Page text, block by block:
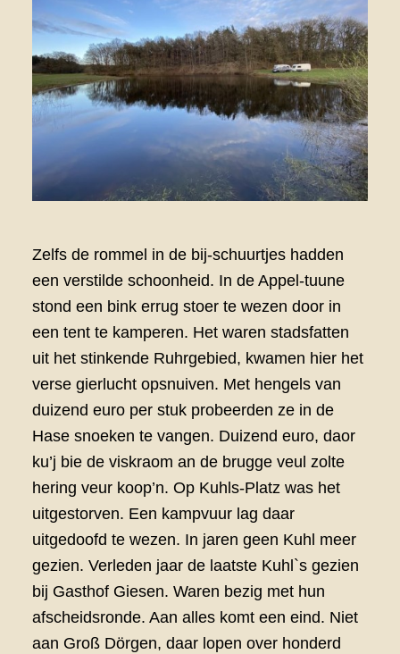
Zelfs de rommel in de bij-schuurtjes hadden
een verstilde schoonheid. In de Appel-tuune
stond een bink errug stoer te wezen door in
een tent te kamperen. Het waren stadsfatten
uit het stinkende Ruhrgebied, kwamen hier het
verse gierlucht opsnuiven. Met hengels van
duizend euro per stuk probeerden ze in de
Hase snoeken te vangen. Duizend euro, daor
ku’j bie de viskraom an de brugge veul zolte
hering veur koop’n. Op Kuhls-Platz was het
uitgestorven. Een kampvuur lag daar
uitgedoofd te wezen. In jaren geen Kuhl meer
gezien. Verleden jaar de laatste Kuhl`s gezien
bij Gasthof Giesen. Waren bezig met hun
afscheidsronde. Aan alles komt een eind. Niet
aan Groß Dörgen, daar lopen over honderd